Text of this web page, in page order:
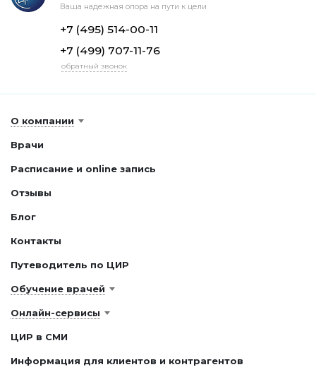
Ваша надежная опора на пути к цели
+7 (495) 514-00-11
+7 (499) 707-11-76
обратный звонок
О компании
Врачи
Расписание и online запись
Отзывы
Блог
Контакты
Путеводитель по ЦИР
Обучение врачей
Онлайн-сервисы
ЦИР в СМИ
Информация для клиентов и контрагентов